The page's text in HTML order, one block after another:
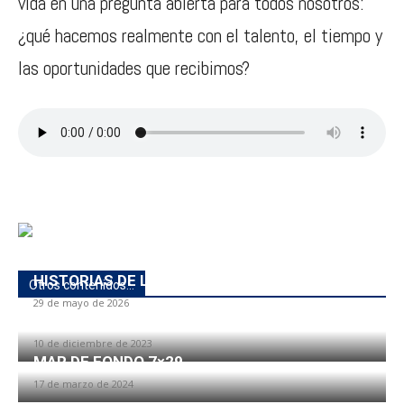
¿qué hacemos realmente con el talento, el tiempo y
las oportunidades que recibimos?
Otros contenidos...
HISTORIAS DE LA HISTORIA: María Antonieta
29 de mayo de 2026
10 de diciembre de 2023
MAR DE FONDO 7×29
17 de marzo de 2024